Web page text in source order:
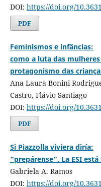
DOI: https://doi.org/
PDF
Feminismos e infâncias:
como a luta das
protagonismo das
Ana Laura Bonini
Castro, Flávio Santiago
DOI: https://doi.org/
PDF
Si Piazzolla viviera diría:
“prepárense”. La ESI
Gabriela A. Ramos
DOI: https://doi.org/